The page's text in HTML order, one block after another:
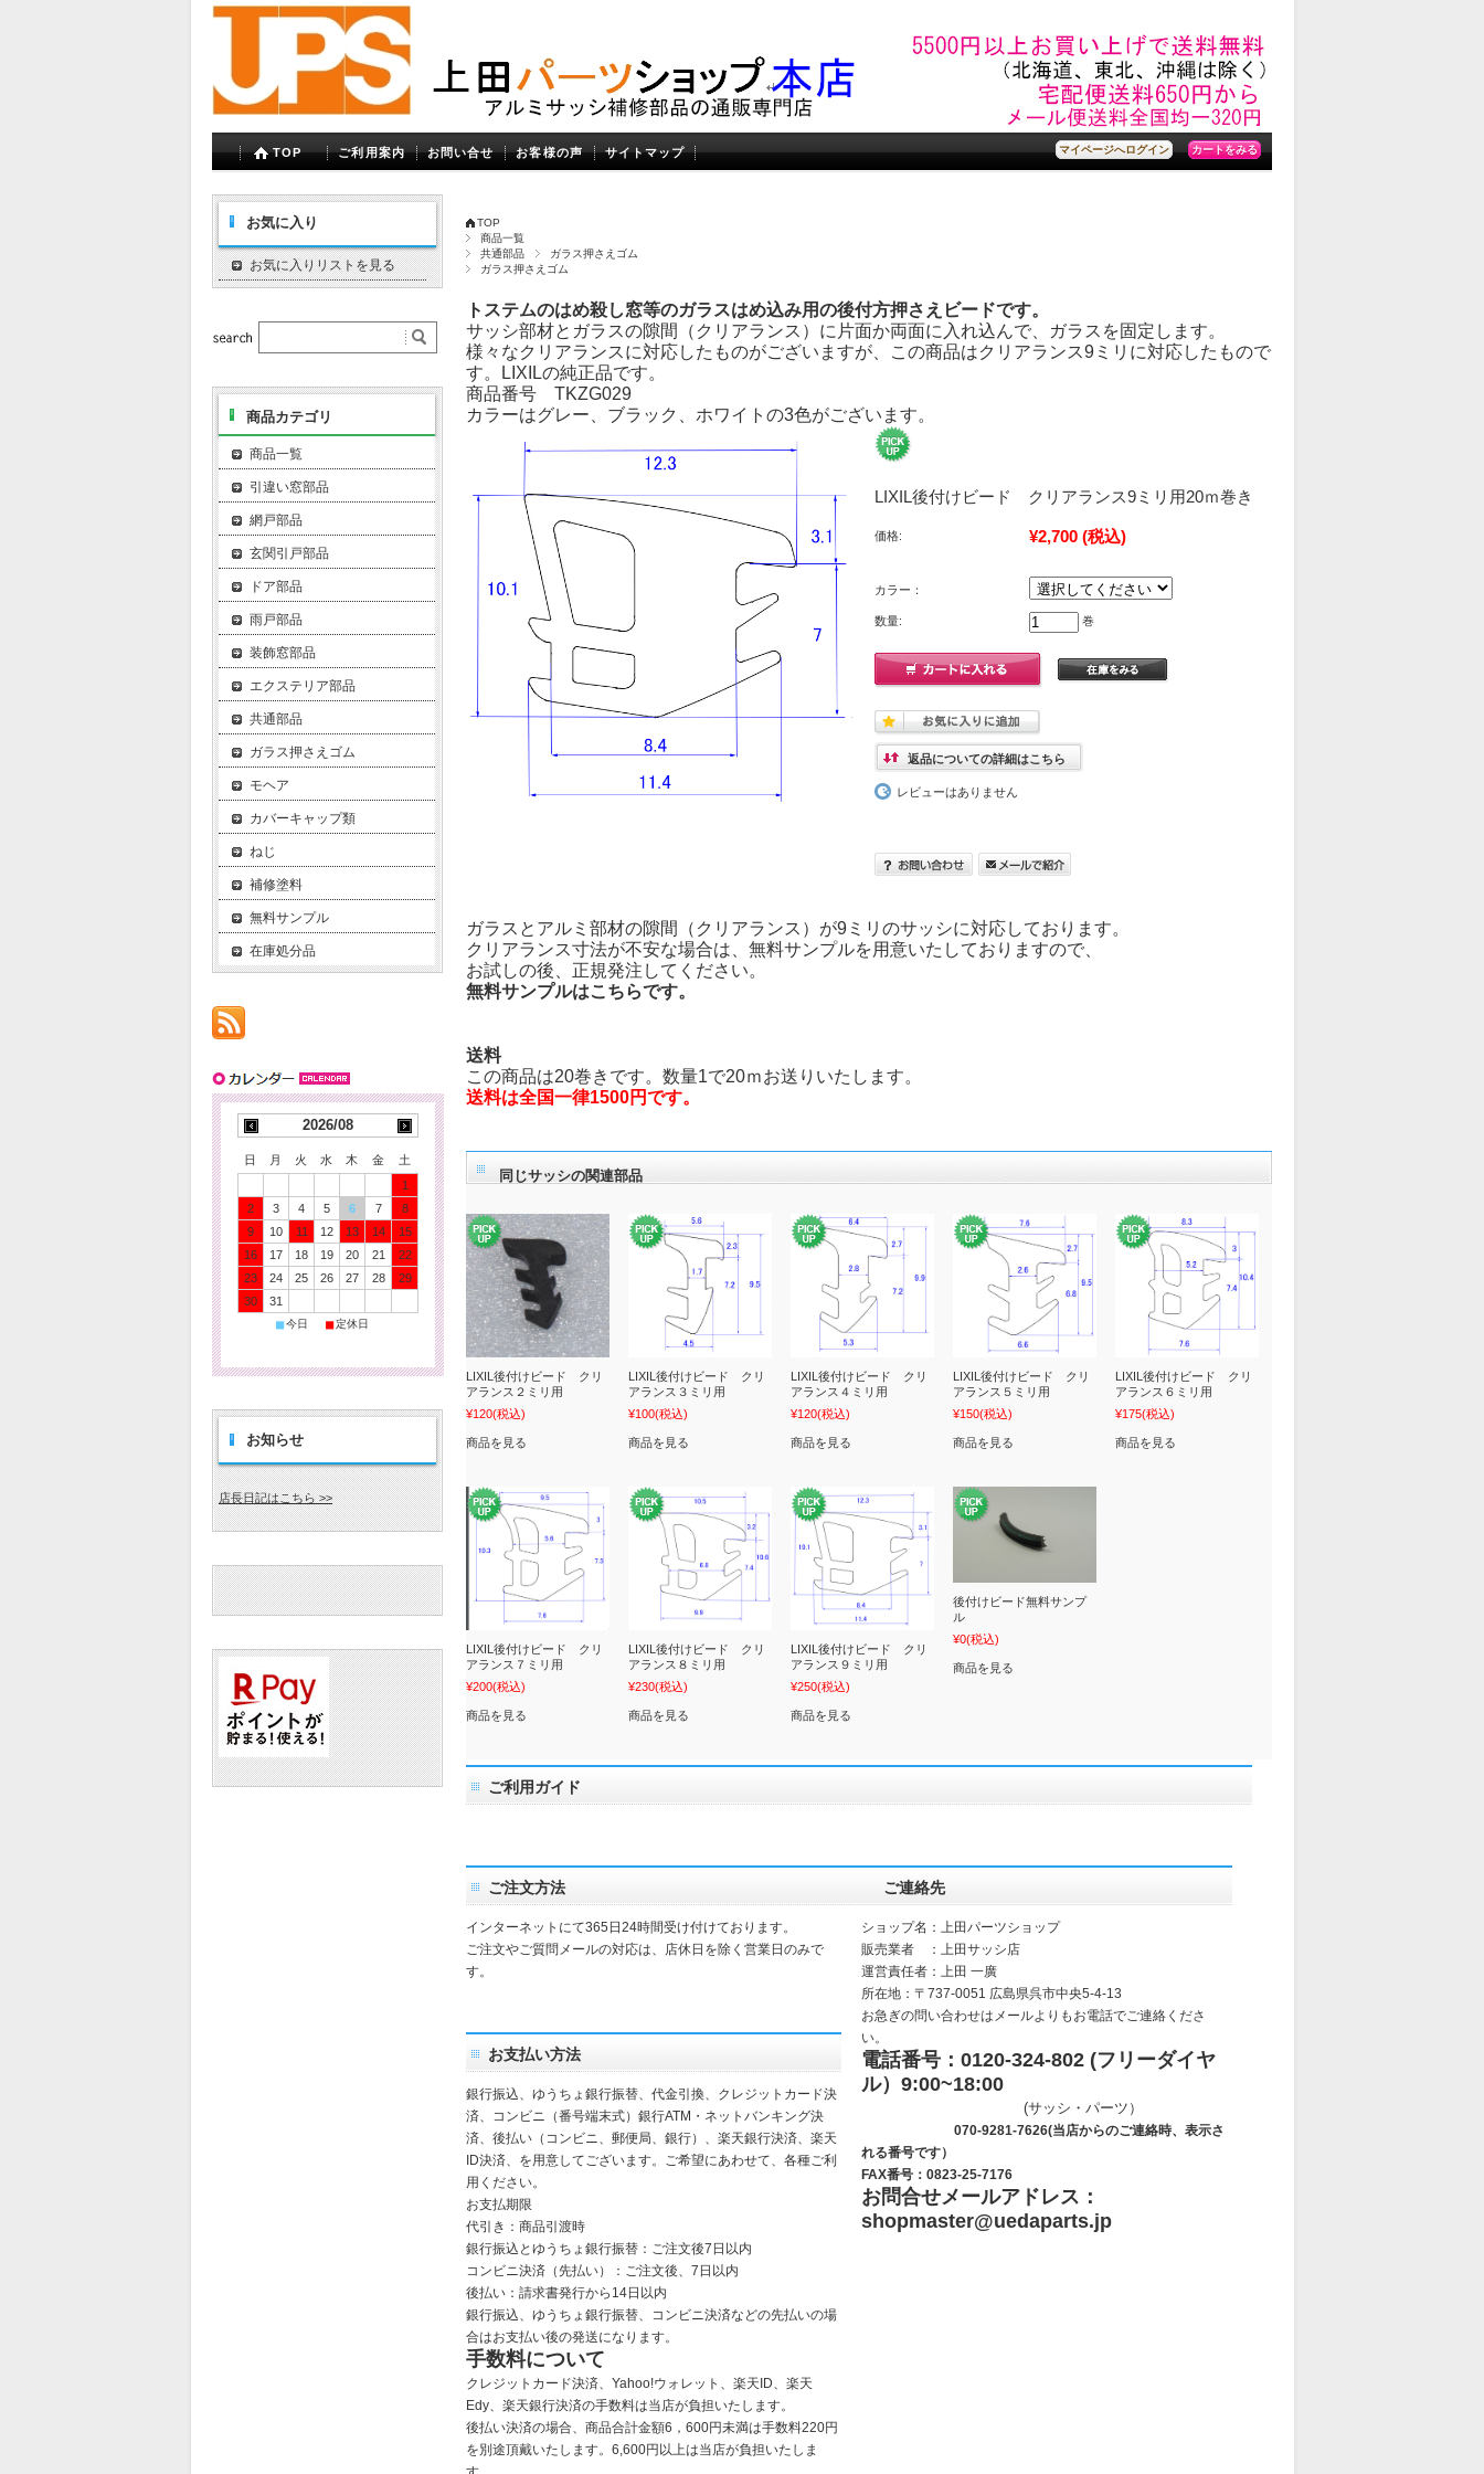
マイページへログイン カートをみる
TOP ご利用案内 お問い合せ お客様の声 サイトマップ
TOP
商品一覧
共通部品
ガラス押さえゴム
ガラス押さえゴム
トステムのはめ殺し窓等のガラスはめ込み用の後付方押さえビードです。
サッシ部材とガラスの隙間（クリアランス）に片面か両面に入れ込んで、ガラスを固定します。
様々なクリアランスに対応したものがございますが、この商品はクリアランス9ミリに対応したもので
す。LIXILの純正品です。
商品番号 TKZG029
カラーはグレー、ブラック、ホワイトの3色がございます。
LIXIL後付けビード クリアランス9ミリ用20ｍ巻き
価格: ¥2,700 (税込)
カラー：
数量: 巻
返品についての詳細はこちら
レビューはありません
ガラスとアルミ部材の隙間（クリアランス）が9ミリのサッシに対応しております。
クリアランス寸法が不安な場合は、無料サンプルを用意いたしておりますので、
お試しの後、正規発注してください。
無料サンプルはこちらです。
送料
この商品は20巻きです。数量1で20ｍお送りいたします。
送料は全国一律1500円です。
同じサッシの関連部品
LIXIL後付けビード クリ
アランス２ミリ用
¥120(税込)
商品を見る
LIXIL後付けビード クリ
アランス３ミリ用
¥100(税込)
商品を見る
LIXIL後付けビード クリ
アランス４ミリ用
¥120(税込)
商品を見る
LIXIL後付けビード クリ
アランス５ミリ用
¥150(税込)
商品を見る
LIXIL後付けビード クリ
アランス６ミリ用
¥175(税込)
商品を見る
LIXIL後付けビード クリ
アランス７ミリ用
¥200(税込)
商品を見る
LIXIL後付けビード クリ
アランス８ミリ用
¥230(税込)
商品を見る
LIXIL後付けビード クリ
アランス９ミリ用
¥250(税込)
商品を見る
後付けビード無料サンプ
ル
¥0(税込)
商品を見る
ご利用ガイド
ご注文方法
インターネットにて365日24時間受け付けております。
ご注文やご質問メールの対応は、店休日を除く営業日のみで
す。
お支払い方法
銀行振込、ゆうちょ銀行振替、代金引換、クレジットカード決
済、コンビニ（番号端末式）銀行ATM・ネットバンキング決
済、後払い（コンビニ、郵便局、銀行）、楽天銀行決済、楽天
ID決済、を用意してございます。ご希望にあわせて、各種ご利
用ください。
お支払期限
代引き：商品引渡時
銀行振込とゆうちょ銀行振替：ご注文後7日以内
コンビニ決済（先払い）：ご注文後、7日以内
後払い：請求書発行から14日以内
銀行振込、ゆうちょ銀行振替、コンビニ決済などの先払いの場
合はお支払い後の発送になります。
手数料について
クレジットカード決済、Yahoo!ウォレット、楽天ID、楽天
Edy、楽天銀行決済の手数料は当店が負担いたします。
後払い決済の場合、商品合計金額6，600円未満は手数料220円
を別途頂戴いたします。6,600円以上は当店が負担いたしま
ご連絡先
ショップ名：上田パーツショップ
販売業者 ：上田サッシ店
運営責任者：上田 一廣
所在地：〒737-0051 広島県呉市中央5-4-13
お急ぎの問い合わせはメールよりもお電話でご連絡くださ
い。
電話番号：0120-324-802 (フリーダイヤ
ル）9:00~18:00
(サッシ・パーツ）
070-9281-7626(当店からのご連絡時、表示さ
れる番号です）
FAX番号：0823-25-7176
お問合せメールアドレス：
shopmaster@uedaparts.jp
お気に入り
お気に入りリストを見る
商品カテゴリ
商品一覧
引違い窓部品
網戸部品
玄関引戸部品
ドア部品
雨戸部品
装飾窓部品
エクステリア部品
共通部品
ガラス押さえゴム
モヘア
カバーキャップ類
ねじ
補修塗料
無料サンプル
在庫処分品
2026/08
日 月 火 水 木 金
土
1
2
3 4 5 6 7
8
9
10 11 12 13 14
15
16
17 18 19 20 21
22
23
24 25 26 27 28
29
30
31
■今日 ■定休日
お知らせ
店長日記はこちら >>